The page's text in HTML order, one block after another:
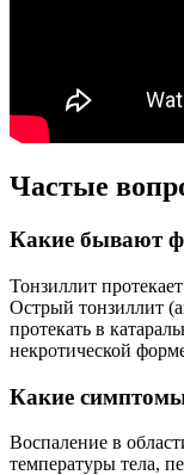
Частые
Какие бывают
Тонзиллит
Острый тонзиллит
протекать в
некротической
Какие
Воспаление в
температуры тела,